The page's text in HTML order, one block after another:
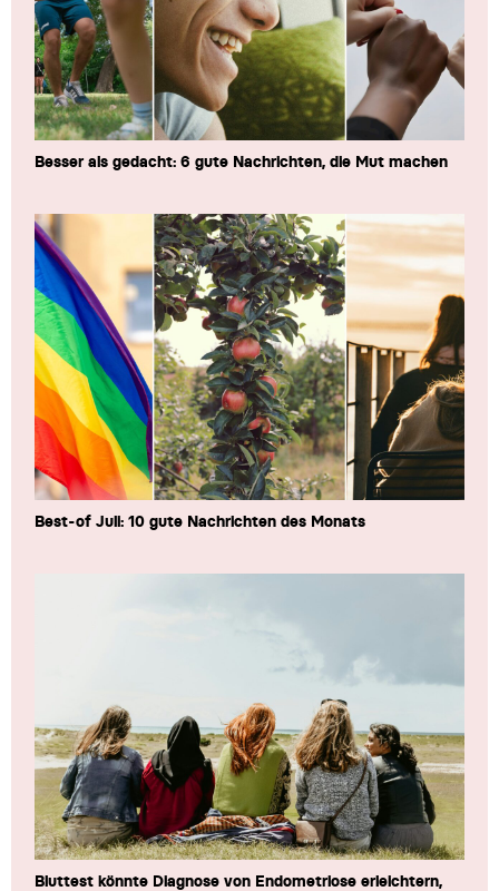
Besser als gedacht: 6 gute Nachrichten, die Mut machen
Best-of Juli: 10 gute Nachrichten des Monats
Bluttest könnte Diagnose von Endometriose erleichtern,